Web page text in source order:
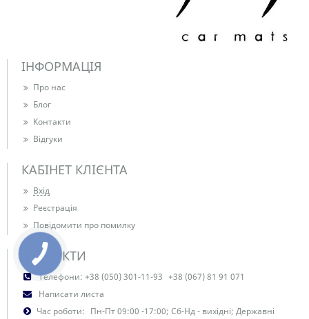
ІНФОРМАЦІЯ
Про нас
Блог
Контакти
Відгуки
КАБІНЕТ КЛІЄНТА
Вхід
Реєстрація
Повідомити про помилку
КОНТАКТИ
Телефони: +38 (050) 301-11-93 +38 (067) 81 91 071
Написати листа
Час роботи: Пн-Пт 09:00 -17:00; Сб-Нд - вихідні; Державні